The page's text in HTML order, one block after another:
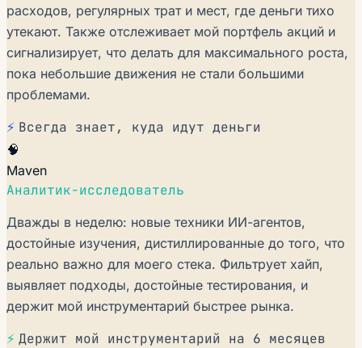
расходов, регулярных трат и мест, где деньги тихо
утекают. Также отслеживает мой портфель акций и
сигнализирует, что делать для максимального роста,
пока небольшие движения не стали большими
проблемами.
⚡ Всегда знает, куда идут деньги
🧠
Maven
Аналитик-исследователь
Дважды в неделю: новые техники ИИ-агентов,
достойные изучения, дистиллированные до того, что
реально важно для моего стека. Фильтрует хайп,
выявляет подходы, достойные тестирования, и
держит мой инструментарий быстрее рынка.
⚡ Держит мой инструментарий на 6 месяцев